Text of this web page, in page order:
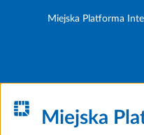
Miejska Platforma
Miejska